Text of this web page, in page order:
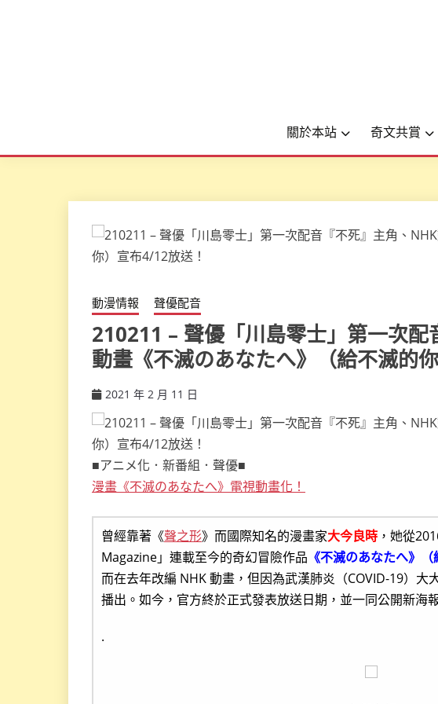
關於本站 奇文共賞
動漫情報 聲優配音
210211 – 聲優「川島零士」第一次
動畫《不滅のあなたへ》（給不滅的
2021 年 2 月 11 日
■アニメ化．新番組．聲優■
漫畫《不滅のあなたへ》電視動畫化！
曾經靠著《聲之形》而國際知名的漫畫家大今良時 ，她從
Magazine」連載至今的奇幻冒險作品 《不滅のあなたへ》（
而在去年改編 NHK 動畫，但因為武漢肺炎（COVID-19）大
播出。如今，官方終於正式發表放送日期，並一同公開新海
.